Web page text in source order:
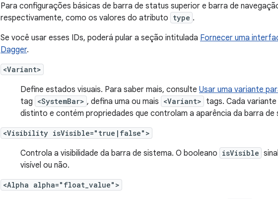
Para configurações básicas de barra de status superior e barra de
respectivamente, como os valores do atributo type .
Se você usar esses IDs, poderá pular a seção intitulada Fornecer uma
Dagger.
<Variant>
Define estados visuais. Para saber mais, consulte Usar uma variante
tag <SystemBar> , defina uma ou mais <Variant> tags. Cada
distinto e contém propriedades que controlam a aparência da barra de
<Visibility isVisible="true|false">
Controla a visibilidade da barra de sistema. O booleano isVisible
visível ou não.
<Alpha alpha="float_value">